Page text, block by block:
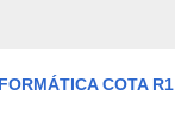
COTA R1